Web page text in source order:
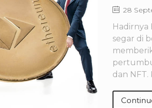
28
segar di
dan NFT.